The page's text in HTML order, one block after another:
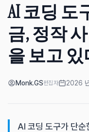
AI 코딩 도
금, 정작
을 보고
Monk.GS편집자
게시일
2026
AI 코딩 도구가 단순